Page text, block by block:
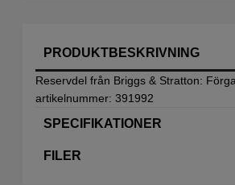
PRODUKTBESKRIVNING
Reservdel från Briggs & Stratton:
artikelnummer: 391992
SPECIFIKATIONER
FILER